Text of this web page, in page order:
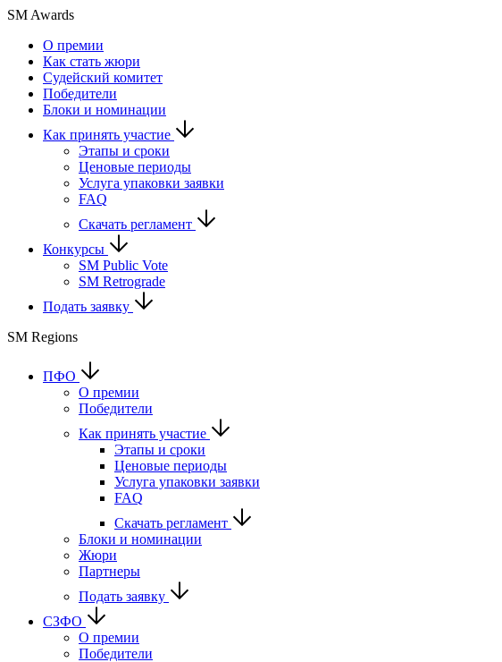
SM Awards
О премии
Как стать жюри
Судейский комитет
Победители
Блоки и номинации
Как принять участие
Этапы и сроки
Ценовые периоды
Услуга упаковки заявки
FAQ
Скачать регламент
Конкурсы
SM Public Vote
SM Retrograde
Подать заявку
SM Regions
ПФО
О премии
Победители
Как принять участие
Этапы и сроки
Ценовые периоды
Услуга упаковки заявки
FAQ
Скачать регламент
Блоки и номинации
Жюри
Партнеры
Подать заявку
СЗФО
О премии
Победители